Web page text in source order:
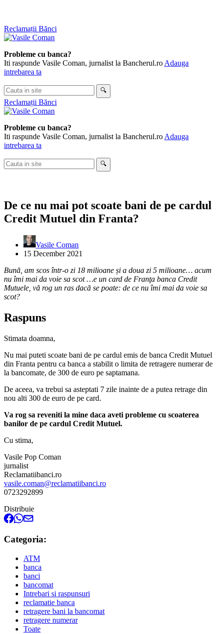
Skip
to
Reclamații Bănci
Probleme cu banca?
Iti raspunde Vasile Coman, jurnalist la Bancherul.ro Adauga
intrebarea ta
Cauta
in
site
🔍
Reclamații Bănci
Probleme cu banca?
Iti raspunde Vasile Coman, jurnalist la Bancherul.ro Adauga
intrebarea ta
Cauta
in
🔍
De ce nu mai pot scoate bani de pe cardul
Credit Mutuel din Franta?
Vasile Coman
15 December 2021
Bună, am scos într-o zi 18 milioane și a doua zi 5 milioane… acum
nu îmi mai da voie sa scot …e un card de Franţa banca Credit
Mutuele, vă rog un ras dacă se poate: de ce nu îmi mai da voie sa
scot?
Raspuns
Stimata doamna,
Nu mai puteti scoate bani de pe cardul emis de banca Credit Mutuel
din Franta pentru ca banca a stabilit o limita de retragere numerar de
la bancomate, de 300 de euro pe saptamana.
De aceea, va trebui sa asteptati 7 zile inainte de a putea retrage din
nou alti 300 de euro de pe card.
Va rog sa reveniti la mine daca aveti probleme cu scoaterea
banilor de pe cardul Credit Mutuel.
Cu stima,
Vasile Pop Coman
jurnalist
Reclamatiibanci.ro
vasile.coman@reclamatiibanci.ro
0723292899
Distribuie
Categoria:
ATM
banca
banci
bancomat
Intrebari si raspunsuri
reclamatie banca
retragere bani la bancomat
retragere numerar
Toate